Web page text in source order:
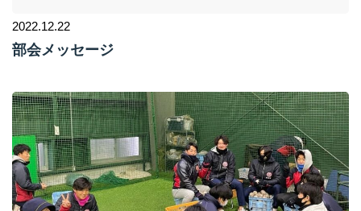
2022.12.22
部会メッセージ